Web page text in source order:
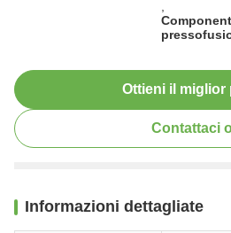
Ottieni il miglior
Contattaci
Informazioni dettagliate